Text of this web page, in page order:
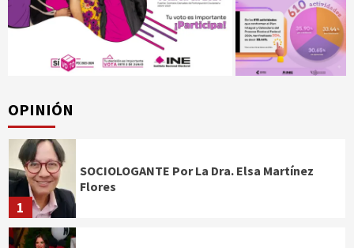
OPINIÓN
1
SOCIOLOGANTE Por La Dra. Elsa Martínez
Flores